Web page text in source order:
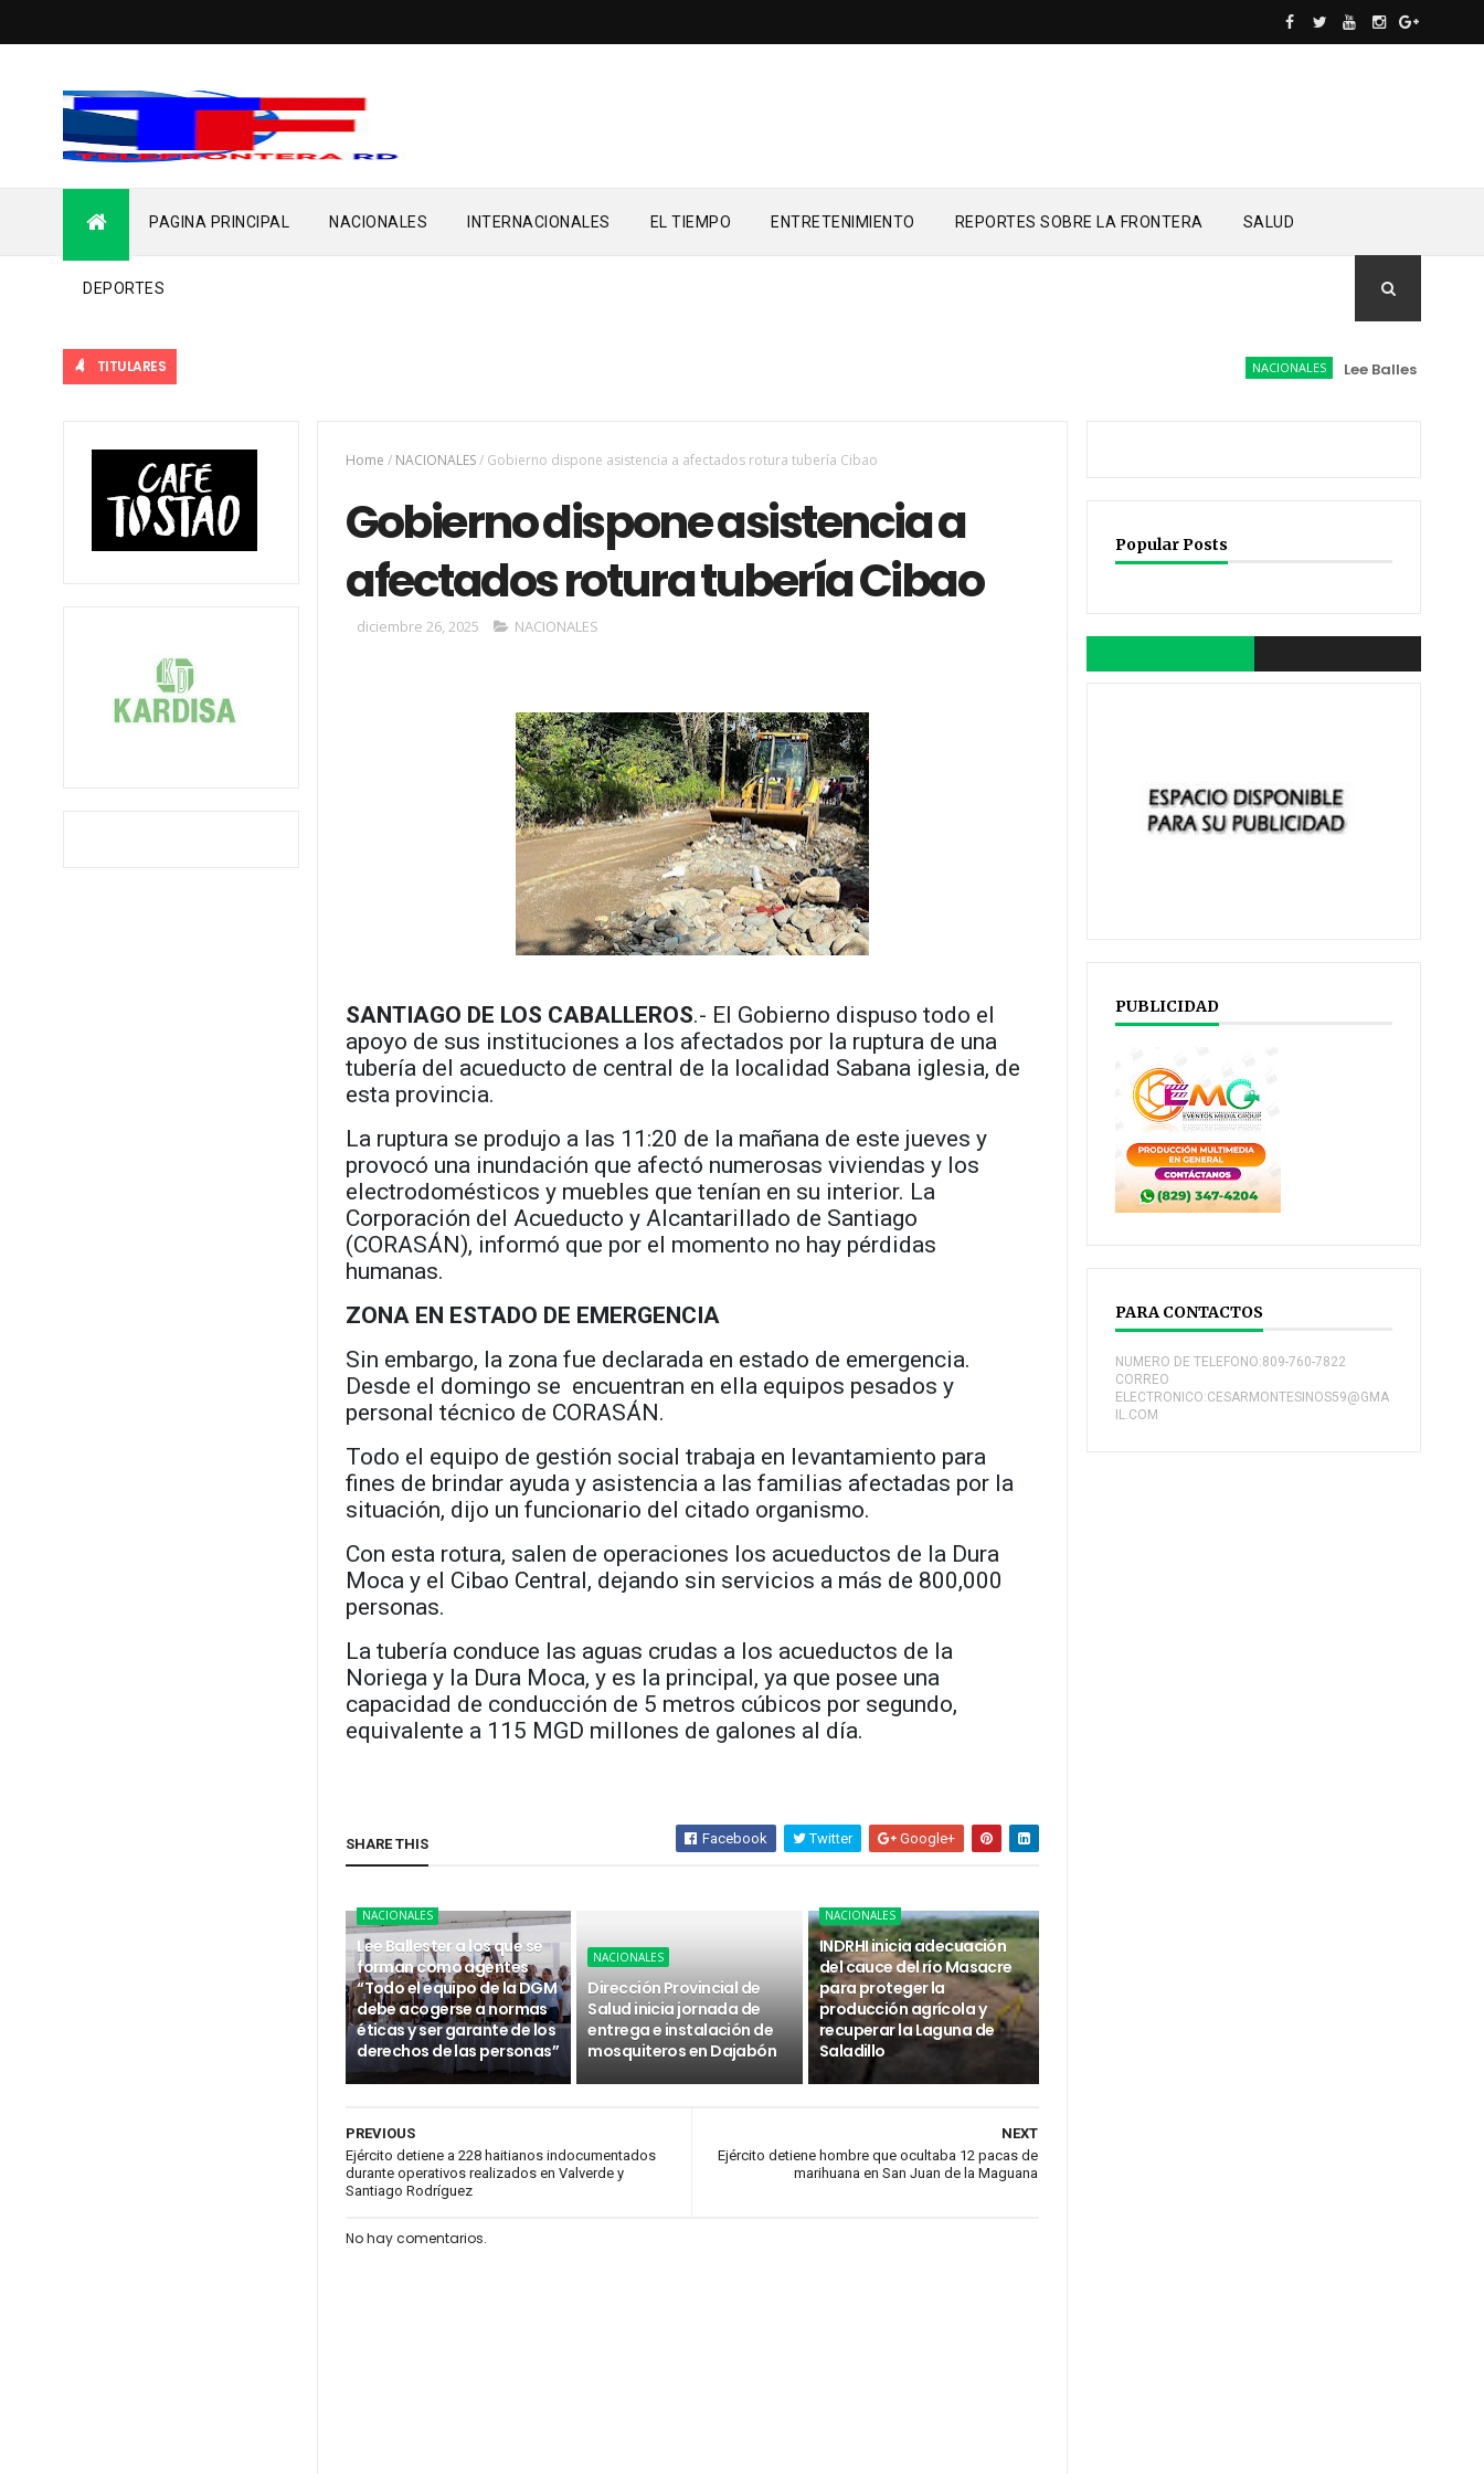
PAGINA PRINCIPAL NACIONALES INTERNACIONALES EL TIEMPO ENTRETENIMIENTO REPORTES SOBRE LA FRONTERA SALUD
DEPORTES
TITULARES NACIONALES Lee Ballester a los
Home / NACIONALES/ Gobierno dispone asistencia a afectados rotura tubería Cibao
Gobierno dispone asistencia a
afectados rotura tubería Cibao
diciembre 26, 2025 NACIONALES
SANTIAGO DE LOS CABALLEROS.- El Gobierno dispuso todo el
apoyo de sus instituciones a los afectados por la ruptura de una
tubería del acueducto de central de la localidad Sabana iglesia, de
esta provincia.
La ruptura se produjo a las 11:20 de la mañana de este jueves y
provocó una inundación que afectó numerosas viviendas y los
electrodomésticos y muebles que tenían en su interior. La
Corporación del Acueducto y Alcantarillado de Santiago
(CORASÁN), informó que por el momento no hay pérdidas
humanas.
ZONA EN ESTADO DE EMERGENCIA
Sin embargo, la zona fue declarada en estado de emergencia.
Desde el domingo se encuentran en ella equipos pesados y
personal técnico de CORASÁN.
Todo el equipo de gestión social trabaja en levantamiento para
fines de brindar ayuda y asistencia a las familias afectadas por la
situación, dijo un funcionario del citado organismo.
Con esta rotura, salen de operaciones los acueductos de la Dura
Moca y el Cibao Central, dejando sin servicios a más de 800,000
personas.
La tubería conduce las aguas crudas a los acueductos de la
Noriega y la Dura Moca, y es la principal, ya que posee una
capacidad de conducción de 5 metros cúbicos por segundo,
equivalente a 115 MGD millones de galones al día.
SHARE THIS Facebook Twitter Google+
NACIONALES
Lee Ballester a los que se
forman como agentes
“Todo el equipo de la DGM
debe acogerse a normas
éticas y ser garante de los
derechos de las personas”
NACIONALES
Dirección Provincial de
Salud inicia jornada de
entrega e instalación de
mosquiteros en Dajabón
NACIONALES
INDRHI inicia adecuación
del cauce del río Masacre
para proteger la
producción agrícola y
recuperar la Laguna de
Saladillo
NEXT
Ejército detiene hombre que ocultaba 12 pacas de
marihuana en San Juan de la Maguana
PREVIOUS
Ejército detiene a 228 haitianos indocumentados
durante operativos realizados en Valverde y
Santiago Rodríguez
No hay comentarios.
Popular Posts
PUBLICIDAD
PARA CONTACTOS
NUMERO DE TELEFONO:809-760-7822
CORREO
ELECTRONICO:CESARMONTESINOS59@GMA
IL.COM